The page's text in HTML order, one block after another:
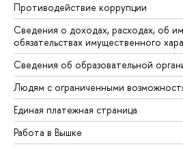
Противодействие коррупции
Сведения о доходах, расходах, об
обязательствах имущественного
Сведения об образовательной
Людям с ограниченными
Единая платежная страница
Работа в Вышке